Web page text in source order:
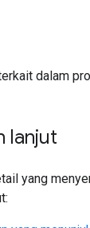
dalam
lanjut
yang